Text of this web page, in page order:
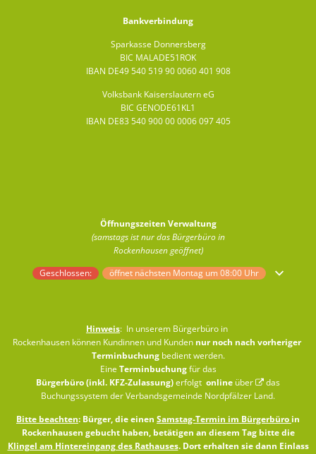
Bankverbindung
Sparkasse Donnersberg
BIC MALADE51ROK
IBAN DE49 540 519 90 0060 401 908
Volksbank Kaiserslautern eG
BIC GENODE61KL1
IBAN DE83 540 900 00 0006 097 405
Öffnungszeiten Verwaltung
(samstags ist nur das Bürgerbüro in
Rockenhausen geöffnet)
Klicken, um weitere Öffnungs- oder Schließzeiten auszublenden
Geschlossen: öffnet nächsten Montag um 08:00 Uhr
Hinweis: In unserem Bürgerbüro in
Rockenhausen können Kundinnen und Kunden nur noch nach vorheriger
Terminbuchungbedient werden.
Eine Terminbuchungfür das
Bürgerbüro (inkl. KFZ-Zulassung)erfolgt online über
das
Buchungssystem der Verbandsgemeinde Nordpfälzer Land.
Bitte beachten: Bürger, die einen Samstag-Termin im Bürgerbüro in
Rockenhausen gebucht haben, betätigen an diesem Tag bitte die
Klingel am Hintereingang des Rathauses. Dort erhalten sie dann Einlass